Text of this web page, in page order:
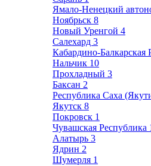
Ямало-Ненецкий
Ноябрьск 8
Новый Уренгой 4
Салехард 3
Кабардино-Балкарская
Нальчик 10
Прохладный 3
Баксан 2
Республика Саха
Якутск 8
Покровск 1
Чувашская Республика
Алатырь 3
Ядрин 2
Шумерля 1